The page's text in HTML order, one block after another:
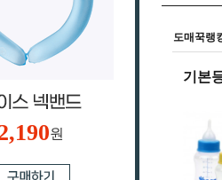
원
도매꾹랭
기본